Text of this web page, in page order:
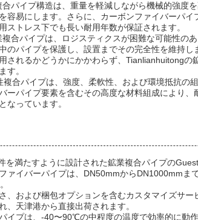
パイプ構造は、重量を軽減しながら機械的強度
容易にします。さらに、カーボンファイバーパイ
トレス下でも長い耐用年数が保証されます。
合パイプは、ロジスティクスが困難な可能性の
のパイプを保護し、設置までその完全性を維持し
されるかどうかにかかわらず、Tianlianhuitongの
す。
合パイプは、強度、柔軟性、および環境抵抗の
パイプ要素を含むその高度な材料組成により、
なっています。
満たすように設計された鉱業複合パイプの
ァイバーパイプは、DN50mmからDN1000mmま
、および梱包オプションを含むカスタマイズサー
、天津港から直接出荷されます。
イプは、-40〜90℃の中程度の温度で効率的に動